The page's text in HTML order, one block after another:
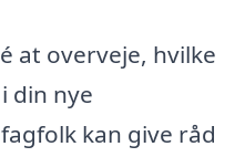
at overveje, hvilke
din nye
kan give råd